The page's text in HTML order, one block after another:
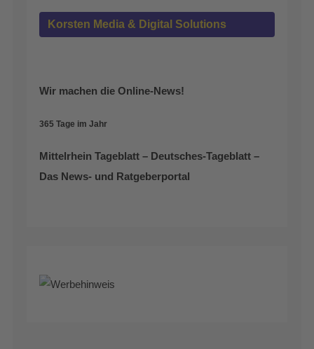
Korsten Media & Digital Solutions
Wir machen die Online-News!
365 Tage im Jahr
Mittelrhein Tageblatt – Deutsches-Tageblatt –
Das News- und Ratgeberportal